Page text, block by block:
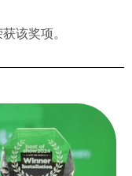
该奖项。